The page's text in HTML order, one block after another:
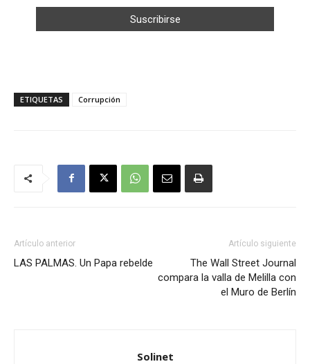
ETIQUETAS Corrupción
Artículo anterior
LAS PALMAS. Un Papa rebelde
Artículo siguiente
The Wall Street Journal
compara la valla de Melilla con
el Muro de Berlín
Solinet